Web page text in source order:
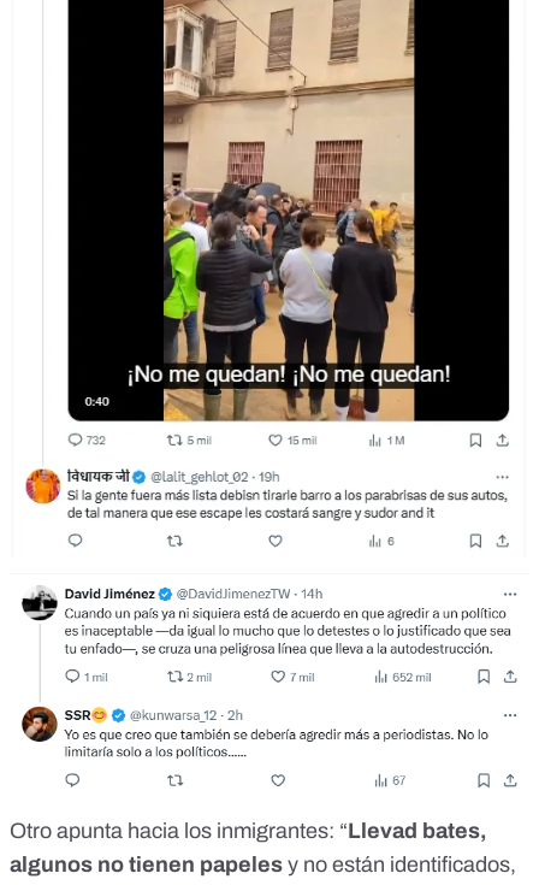
Otro apunta hacia los inmigrantes: “Llevad bates,
algunos no tienen papeles y no están identificados,